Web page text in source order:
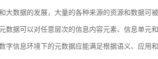
大数据的发展，大量的各种来源的资源和数据可
数据可以对任意层次的信息内容元素、信息单元
字信息环境下的元数据应能满足根据语义、应用